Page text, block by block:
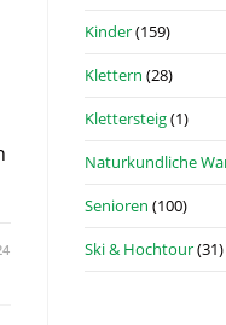
Kinder(159)
Klettern (28)
Klettersteig(1)
Naturkundliche
Senioren (100)
Ski & Hochtour(31)